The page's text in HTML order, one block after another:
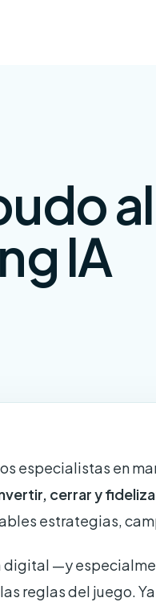
IA
especialistas en
cerrar y
estrategias,
digital —y
reglas del juego.